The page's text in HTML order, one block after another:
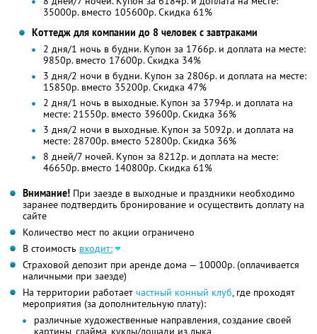
35000р. вместо 105600р. Скидка 61%
Коттедж для компании до 8 человек с завтраками
2 дня/1 ночь в будни. Купон за 1766р. и доплата на месте:
9850р. вместо 17600р. Скидка 34%
3 дня/2 ночи в будни. Купон за 2806р. и доплата на месте:
15850р. вместо 35200р. Скидка 47%
2 дня/1 ночь в выходные. Купон за 3794р. и доплата на
месте: 21550р. вместо 39600р. Скидка 36%
3 дня/2 ночи в выходные. Купон за 5092р. и доплата на
месте: 28700р. вместо 52800р. Скидка 36%
8 дней/7 ночей. Купон за 8212р. и доплата на месте:
46650р. вместо 140800р. Скидка 61%
Внимание! При заезде в выходные и праздники необходимо
заранее подтвердить бронирование и осуществить доплату на
сайте
Количество мест по акции ограничено
В стоимость входит:
Страховой депозит при аренде дома — 10000р. (оплачивается
наличными при заезде)
На территории работает частный конный клуб, где проходят
мероприятия (за дополнительную плату):
различные художественные направления, создание своей
картины, слайма, куклы/лошади из лыка